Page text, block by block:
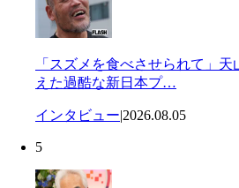
「スズメを食べさせられて」
えた過酷な新日本プ…
インタビュー|2026.08.05
5